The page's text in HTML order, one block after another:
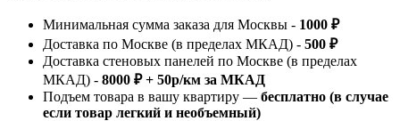
Минимальная сумма заказа для Москвы - 1000 ₽
Доставка по Москве (в пределах МКАД) - 500 ₽
Доставка стеновых панелей по Москве (в пределах
МКАД) - 8000 ₽ + 50р/км за МКАД
Подъем товара в вашу квартиру — бесплатно (в случае
если товар легкий и необъемный)